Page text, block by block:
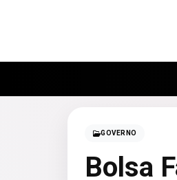
GOVERNO
Bolsa